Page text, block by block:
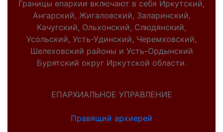
Границы епархии включают в себя Иркутский,
Ангарский, Жигаловский, Заларинский,
Качугский, Ольхонский, Слюдянский,
Усольский, Усть-Удинский, Черемховский,
Шелеховский районы и Усть-Ордынский
Бурятский округ Иркутской области.
ЕПАРХИАЛЬНОЕ УПРАВЛЕНИЕ
Правящий архиерей